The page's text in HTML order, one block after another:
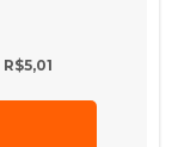
R$5,01